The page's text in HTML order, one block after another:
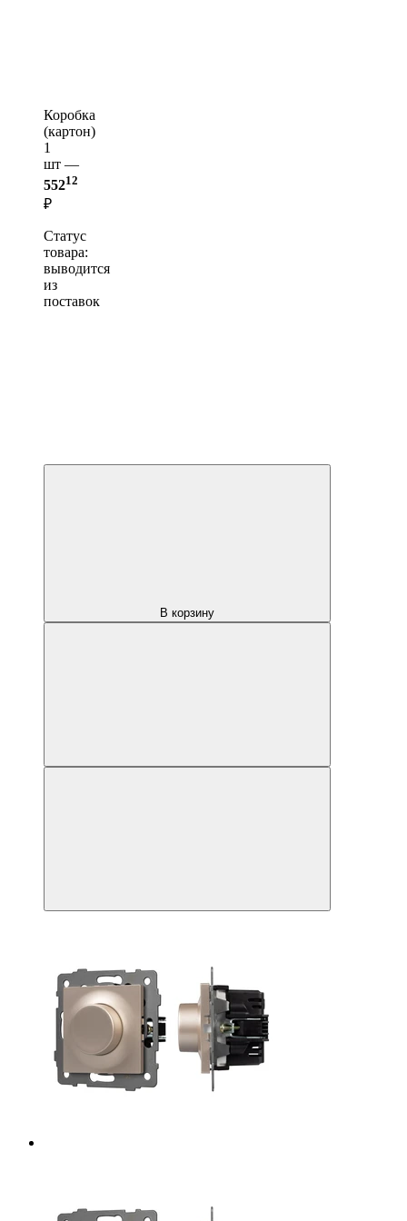
Коробка
(картон)
1
шт —
55212
₽
Статус
товара:
выводится
из
поставок
В корзину